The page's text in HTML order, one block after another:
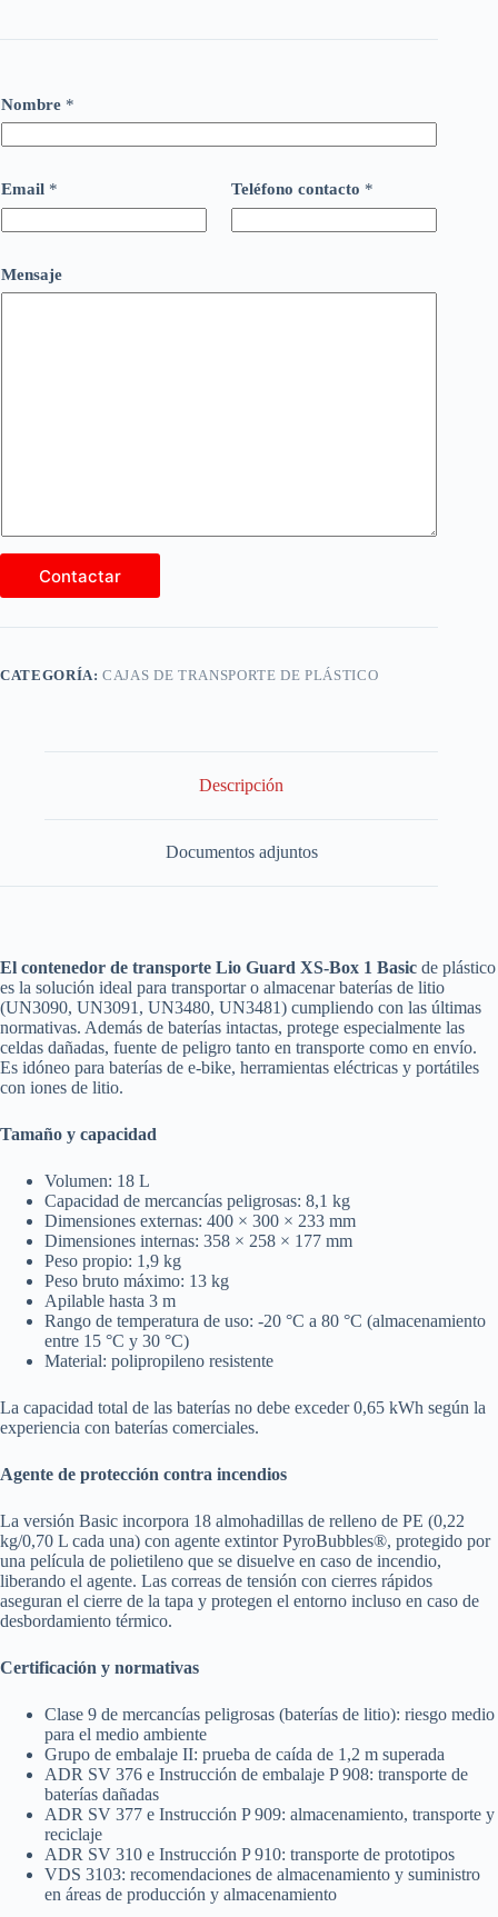
Nombre *
Email * Teléfono contacto *
Mensaje
Contactar
CATEGORÍA:CAJAS DE TRANSPORTE DE PLÁSTICO
Descripción
Documentos adjuntos
El contenedor de transporte Lio Guard XS-Box 1 Basic de plástico
es la solución ideal para transportar o almacenar baterías de litio
(UN3090, UN3091, UN3480, UN3481) cumpliendo con las últimas
normativas. Además de baterías intactas, protege especialmente las
celdas dañadas, fuente de peligro tanto en transporte como en envío.
Es idóneo para baterías de e-bike, herramientas eléctricas y portátiles
con iones de litio.
Tamaño y capacidad
Volumen: 18 L
Capacidad de mercancías peligrosas: 8,1 kg
Dimensiones externas: 400 × 300 × 233 mm
Dimensiones internas: 358 × 258 × 177 mm
Peso propio: 1,9 kg
Peso bruto máximo: 13 kg
Apilable hasta 3 m
Rango de temperatura de uso: -20 °C a 80 °C (almacenamiento
entre 15 °C y 30 °C)
Material: polipropileno resistente
La capacidad total de las baterías no debe exceder 0,65 kWh según la
experiencia con baterías comerciales.
Agente de protección contra incendios
La versión Basic incorpora 18 almohadillas de relleno de PE (0,22
kg/0,70 L cada una) con agente extintor PyroBubbles®, protegido por
una película de polietileno que se disuelve en caso de incendio,
liberando el agente. Las correas de tensión con cierres rápidos
aseguran el cierre de la tapa y protegen el entorno incluso en caso de
desbordamiento térmico.
Certificación y normativas
Clase 9 de mercancías peligrosas (baterías de litio): riesgo medio
para el medio ambiente
Grupo de embalaje II: prueba de caída de 1,2 m superada
ADR SV 376 e Instrucción de embalaje P 908: transporte de
baterías dañadas
ADR SV 377 e Instrucción P 909: almacenamiento, transporte y
reciclaje
ADR SV 310 e Instrucción P 910: transporte de prototipos
VDS 3103: recomendaciones de almacenamiento y suministro
en áreas de producción y almacenamiento